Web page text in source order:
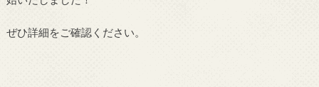
ぜひ詳細をご確認ください。